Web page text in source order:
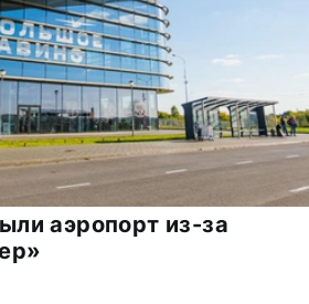
аэропорт из-за